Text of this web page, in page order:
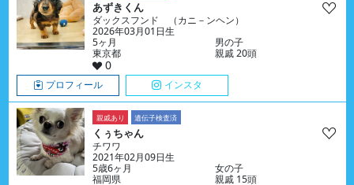
あずきくん
ダックスフンド （カニ－ンヘン）
2026年03月01日生
5ヶ月
男の子
東京都
親戚 20頭
0
プロフィール インスタ
親戚あり 遺伝子検査済
くぅちゃん
チワワ
2021年02月09日生
5歳6ヶ月
女の子
福岡県
親戚 15頭